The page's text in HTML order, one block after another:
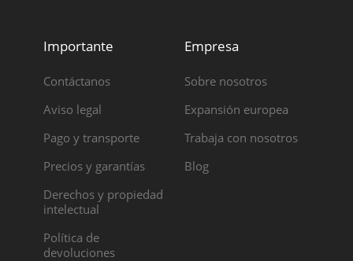
Importante
Contáctanos
Aviso legal
Pago y transporte
Precios y garantías
Derechos y propiedad
intelectual
Política de
devoluciones
Empresa
Sobre nosotros
Expansión europea
Trabaja con nosotros
Blog